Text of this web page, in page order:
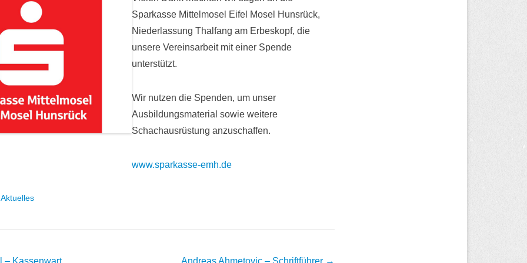
Sparkasse Mittelmosel Eifel Mosel Hunsrück,
Niederlassung Thalfang am Erbeskopf, die
unsere Vereinsarbeit mit einer Spende
unterstützt.
Wir nutzen die Spenden, um unser
Ausbildungsmaterial sowie weitere
Schachausrüstung anzuschaffen.
www.sparkasse-emh.de
Aktuelles
– Kassenwart Andreas Ahmetovic – Schriftführer →